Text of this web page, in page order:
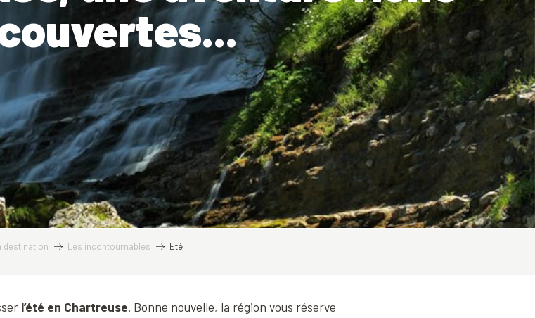
destination Les incontournables Eté
l’été en Chartreuse. Bonne nouvelle, la région vous réserve